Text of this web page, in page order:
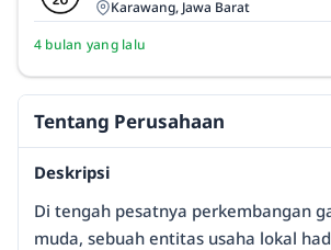
Karawang, Jawa Barat
4 bulan yang lalu
Tentang Perusahaan
Deskripsi
Di tengah pesatnya perkembangan
muda, sebuah entitas usaha lokal